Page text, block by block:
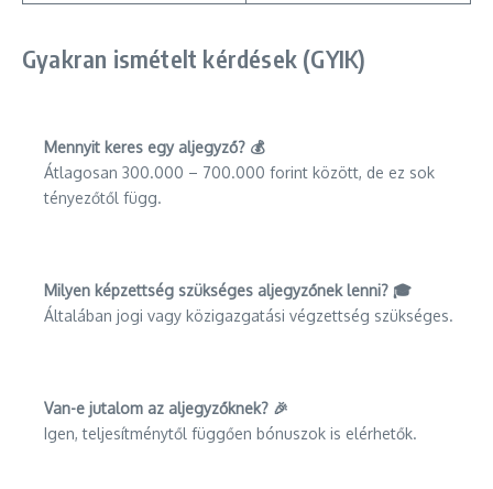
Gyakran ismételt kérdések (GYIK)
Mennyit keres egy aljegyző? 💰
Átlagosan 300.000 – 700.000 forint között, de ez sok
tényezőtől függ.
Milyen képzettség szükséges aljegyzőnek lenni? 🎓
Általában jogi vagy közigazgatási végzettség szükséges.
Van-e jutalom az aljegyzőknek? 🎉
Igen, teljesítménytől függően bónuszok is elérhetők.